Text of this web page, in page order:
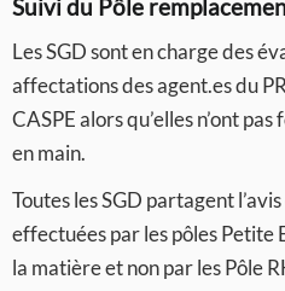
Suivi du Pôle
Les SGD sont en charge des
affectations des agent.es du
CASPE alors qu’elles n’ont
en main.
Toutes les SGD partagent
effectuées par les pôles Petite
la matière et non par les Pôle